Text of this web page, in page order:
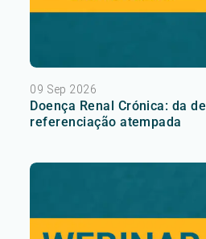
09 Sep 2026
Doença Renal Crónica: da
referenciação atempada